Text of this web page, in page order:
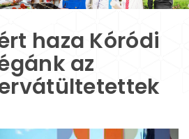
haza Kóródi
az